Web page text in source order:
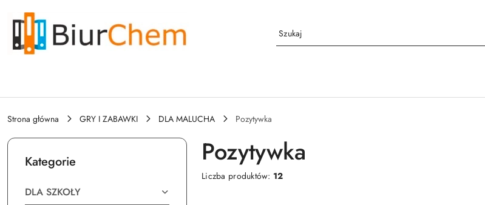
Przejdź do treści głównej
Przejdź do wyszukiwarki
Przejdź do moje konto
Przejdź do menu głównego
Przejdź do stopki
Strona główna GRY I ZABAWKI DLA MALUCHA Pozytywka
Kategorie
DLA SZKOŁY
Pozytywka
Liczba produktów: 12